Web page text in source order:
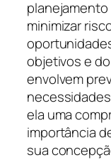
minimizar
objetivos e
envolvem
ela uma
importância
sua